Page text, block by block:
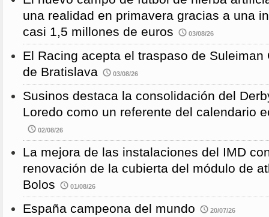
una realidad en primavera gracias a una
casi 1,5 millones de euros
03/08/26
El Racing acepta el traspaso de Suleiman
de Bratislava
03/08/26
Susinos destaca la consolidación del
Loredo como un referente del calendario
02/08/26
La mejora de las instalaciones del IMD
renovación de la cubierta del módulo de
Bolos
01/08/26
España campeona del mundo 20/07/26